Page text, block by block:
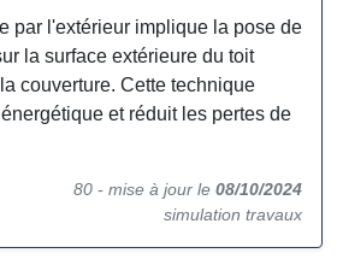
par l'extérieur implique la pose de
la surface extérieure du toit
couverture. Cette technique
et réduit les pertes de
80 - mise à jour le 08/10/2024
simulation travaux